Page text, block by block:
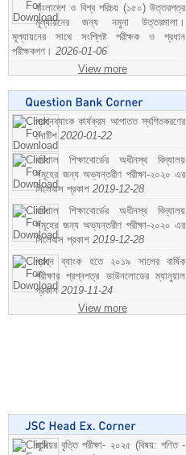
বাংলাদেশ ও বিশ্ব পরিচয় (১৫০) উত্তরপত্র
মূল্যায়নের জন্য নমুনা উত্তরমালা।
মূল্যায়নের সাথে সংশ্লিষ্ট পরীক্ষক ও প্রধান
পরীক্ষকগণ। 2026-01-06
View more
প্রশ্নব্যাংক কার্যক্রম আপাতত স্থগিতকরণের
নোটিশ 2020-01-22
বরিশাল শিক্ষাবোর্ডের অধীনস্থ বিদ্যালয়
সমূহের জন্য অভ্যন্তরীণ পরীক্ষা-২০২০ এর
সিলেবাস প্রকাশ 2019-12-28
বরিশাল শিক্ষাবোর্ডের অধীনস্থ বিদ্যালয়
সমূহের জন্য অভ্যন্তরীণ পরীক্ষা-২০২০ এর
সিলেবাস প্রকাশ 2019-12-28
প্রশ্ন ব্যাংক হতে ২০১৯ সালের বার্ষিক
পরীক্ষার প্রশ্নপত্র ডাউনলোডের ম্যানুয়াল
প্রকাশ 2019-11-24
View more
জুনিয়র বৃত্তি পরীক্ষা- ২০২৫ (বিষয়: গণিত -